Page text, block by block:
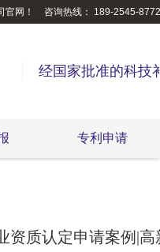
官网！ 咨询热线： 189-2545-8772
经国家批准的科技
专利申请
资质认定申请案例|